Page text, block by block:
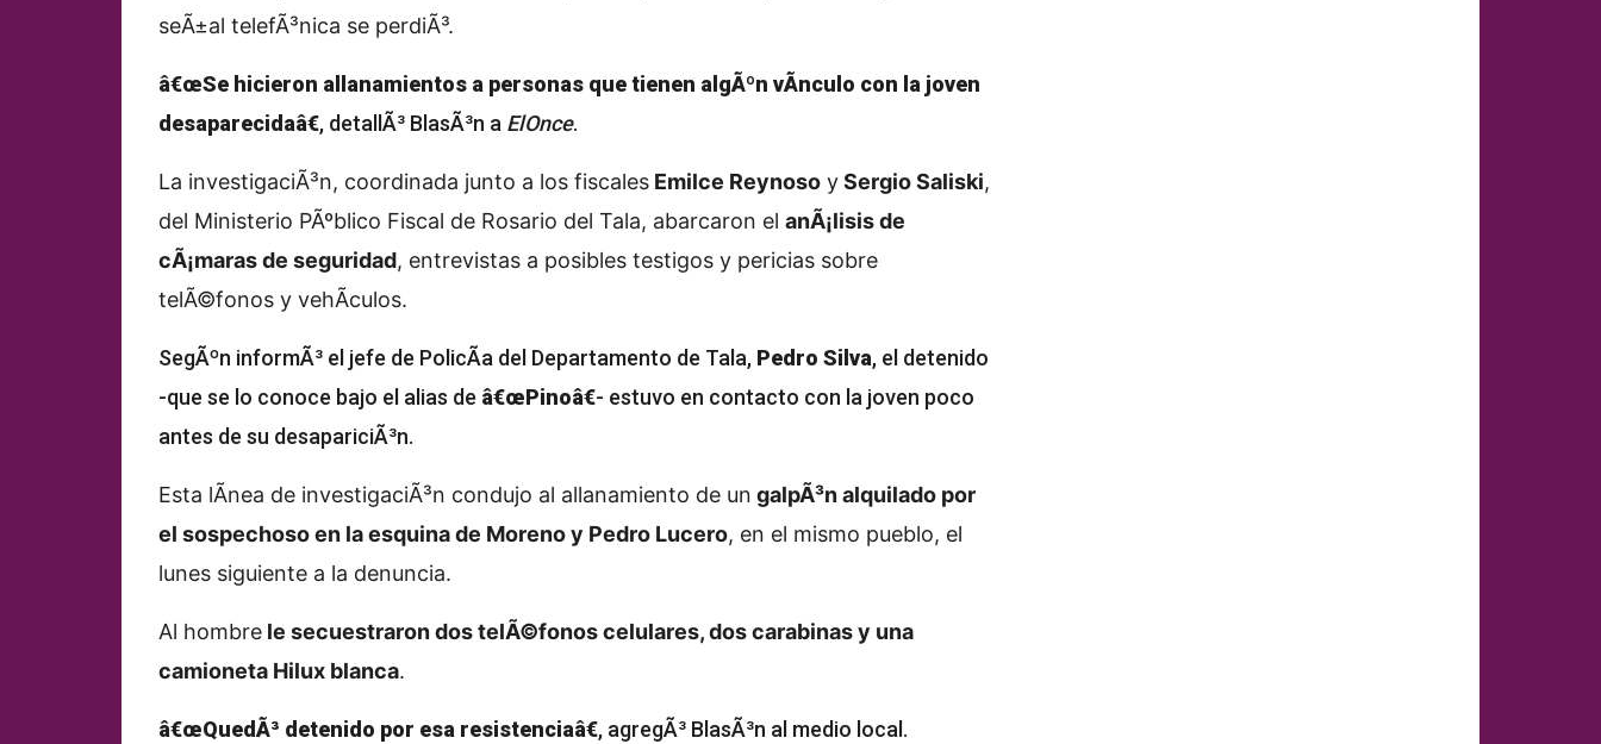
seÃ±al telefÃ³nica se perdiÃ³.
â€œSe hicieron allanamientos a personas que tienen algÃºn vÃ­nculo con la joven
desaparecidaâ€, detallÃ³ BlasÃ³n a ElOnce.
La investigaciÃ³n, coordinada junto a los fiscales Emilce Reynoso ySergio Saliski,
del Ministerio PÃºblico Fiscal de Rosario del Tala, abarcaron el anÃ¡lisis de
cÃ¡maras de seguridad, entrevistas a posibles testigos y pericias sobre
telÃ©fonos y vehÃ­culos.
SegÃºn informÃ³ el jefe de PolicÃ­a del Departamento de Tala, Pedro Silva, el detenido
-que se lo conoce bajo el alias de â€œPinoâ€- estuvo en contacto con la joven poco
antes de su desapariciÃ³n.
Esta lÃ­nea de investigaciÃ³n condujo al allanamiento de un galpÃ³n alquilado por
el sospechoso en la esquina de Moreno y Pedro Lucero, en el mismo pueblo, el
lunes siguiente a la denuncia.
Al hombre le secuestraron dos telÃ©fonos celulares, dos carabinas y una
camioneta Hilux blanca.
â€œQuedÃ³ detenido por esa resistenciaâ€, agregÃ³ BlasÃ³n al medio local.